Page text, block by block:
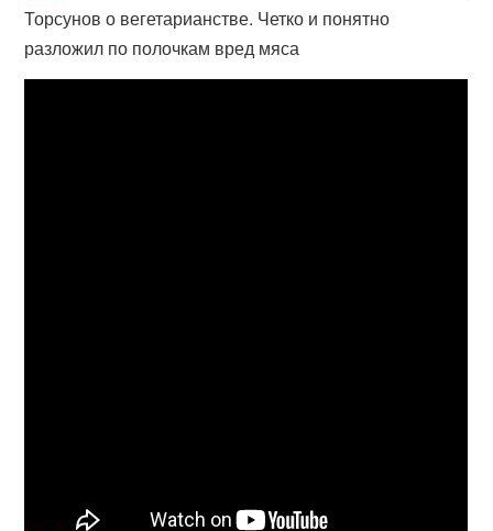
Торсунов о вегетарианстве. Четко и понятно
разложил по полочкам вред мяса